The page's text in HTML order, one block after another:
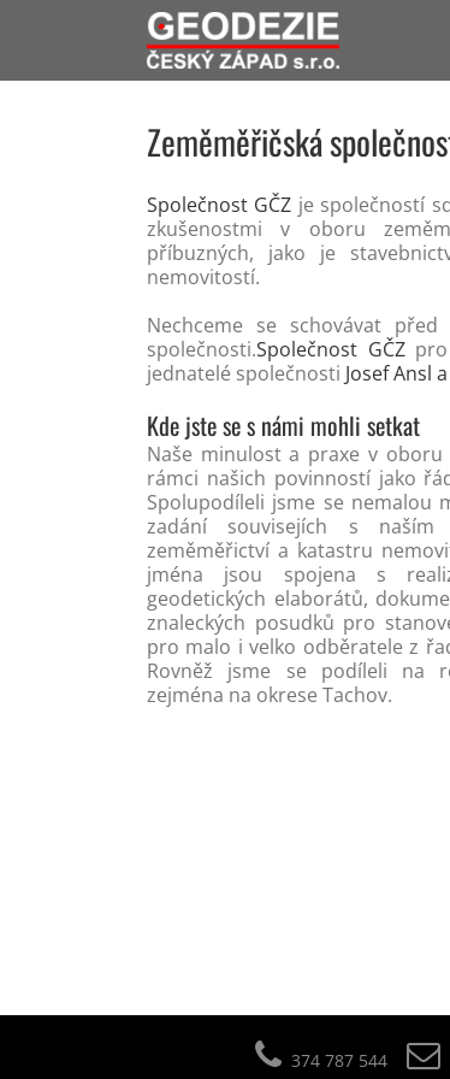
Zeměměřičská
Společnost GČZ je společností
zkušenostmi v oboru
příbuzných, jako je
nemovitostí.
Nechceme se schovávat
společnosti.Společnost GČZpro
jednatelé společnosti Josef Ansl
Kde jste se s námi mohli setkat
Naše minulost a praxe v oboru
rámci našich povinností jako
Spolupodíleli jsme se nemalou
zadání souvisejích s
zeměměřictví a katastru
jména jsou spojena s
geodetických elaborátů,
znaleckých posudků pro
pro malo i velko odběratele z
Rovněž jsme se podíleli na
zejména na okrese Tachov.
374 787 544